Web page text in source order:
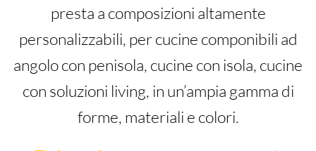
presta a composizioni altamente
personalizzabili, per cucine componibili ad
angolo con penisola, cucine con isola, cucine
con soluzioni living, in un’ampia gamma di
forme, materiali e colori.